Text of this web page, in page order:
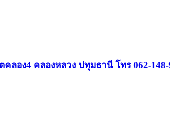
อง4 คลองหลวง ปทุมธานี โทร 062-148-